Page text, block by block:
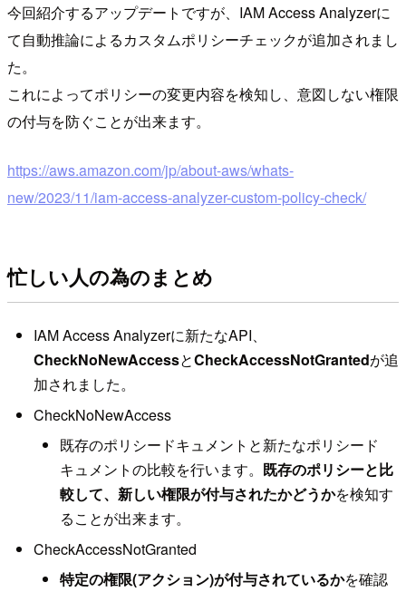
今回紹介するアップデートですが、IAM Access Analyzerに
て自動推論によるカスタムポリシーチェックが追加されまし
た。
これによってポリシーの変更内容を検知し、意図しない権限
の付与を防ぐことが出来ます。
https://aws.amazon.com/jp/about-aws/whats-
new/2023/11/iam-access-analyzer-custom-policy-check/
忙しい人の為のまとめ
IAM Access Analyzerに新たなAPI、
CheckNoNewAccessとCheckAccessNotGrantedが追
加されました。
CheckNoNewAccess
既存のポリシードキュメントと新たなポリシード
キュメントの比較を行います。 既存のポリシーと比
較して、新しい権限が付与されたかどうかを検知す
ることが出来ます。
CheckAccessNotGranted
特定の権限(アクション)が付与されているかを確認